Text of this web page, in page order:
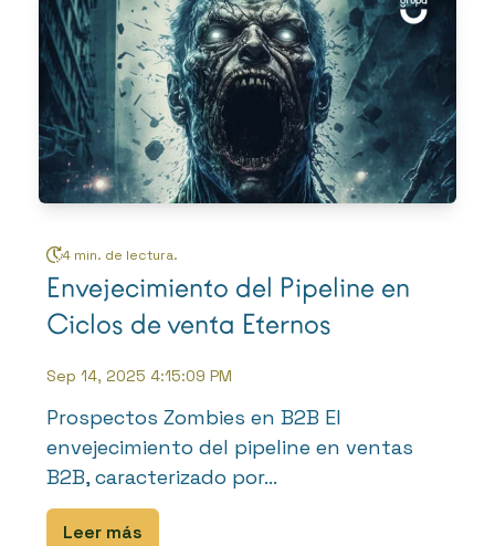
4 min. de lectura.
Envejecimiento del Pipeline en
Ciclos de venta Eternos
Sep 14, 2025 4:15:09 PM
Prospectos Zombies en B2B El
envejecimiento del pipeline en ventas
B2B, caracterizado por...
Leer más